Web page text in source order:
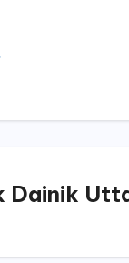
Dainik